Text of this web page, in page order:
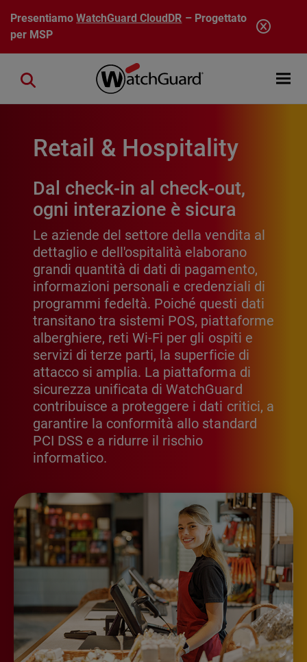
Salta al contenuto principale
PresentiamoWatchGuard CloudDR – Progettato
per MSP
Open
Close search
Retail & Hospitality
Dal check-in al check-out,
ogni interazione è sicura
Le aziende del settore della vendita al
dettaglio e dell'ospitalità elaborano
grandi quantità di dati di pagamento,
informazioni personali e credenziali di
programmi fedeltà. Poiché questi dati
transitano tra sistemi POS, piattaforme
alberghiere, reti Wi-Fi per gli ospiti e
servizi di terze parti, la superficie di
attacco si amplia. La piattaforma di
sicurezza unificata di WatchGuard
contribuisce a proteggere i dati critici, a
garantire la conformità allo standard
PCI DSS e a ridurre il rischio
informatico.